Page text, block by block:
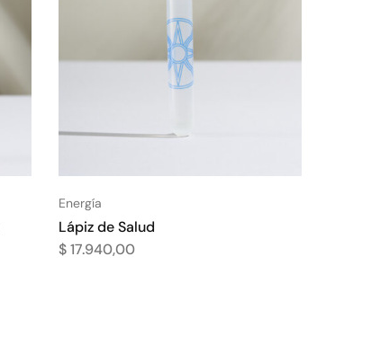
Energía
Lápiz de Salud
$17.940,00